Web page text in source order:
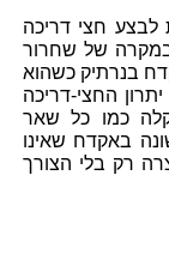
לבצע חצי דריכה
במקרה של שחרור
בנרתיק כשהוא
החצי-דריכה
כמו כל שאר
באקדח שאינו
רק בלי הצורך